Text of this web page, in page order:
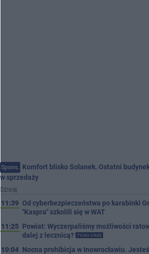
Spons. Komfort blisko Solanek. Ostatni
w sprzedaży
Dzisiaj
11:39 Od cyberbezpieczeństwa po karabinki
"Kaspra" szkolili się w WAT
11:25 Powiat: Wyczerpaliśmy możliwości
dalej z lecznicą?
TYLKO U NAS
10:04 Nocna prohibicja w Inowrocławiu.